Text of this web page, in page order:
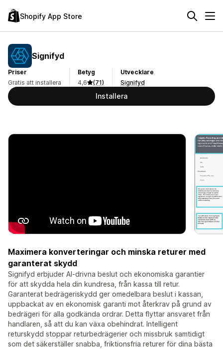
Shopify App Store
Signifyd
Priser
Gratis att installera
Betyg
4,6
(71)
Utvecklare
Signifyd
Installera
Maximera konverteringar och minska returer med
garanterat skydd
Signifyd erbjuder AI-drivna beslut och ekonomiska garantier
för att skydda hela din kundresa, från kassa till retur.
Garanterat bedrägeriskydd ger omedelbara beslut i kassan,
uppbackat av en ekonomisk garanti mot återkrav på grund av
bedrägeri för alla godkända ordrar. Detta flyttar ansvaret från
handlaren, så att du kan växa obehindrat. Intelligent
returskydd stoppar returbedrägerier och missbruk samtidigt
som det säkerställer snabba, friktionsfria returer för dina bästa